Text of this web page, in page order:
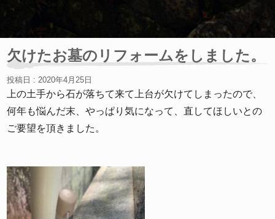
欠けたお墓のリフォームをしました。
投稿日 : 2020年4月25日
上の土手から石が落ちて来て上台が欠けてしまったので、
何年も悩んだ末、やっぱり気になって、直してほしいとの
ご要望を頂きました。